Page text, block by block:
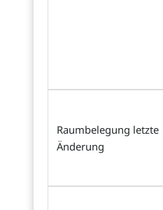
Raumbelegung letzte
Änderung